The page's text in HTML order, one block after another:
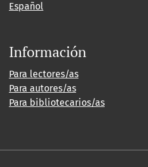
Español
Información
Para lectores/as
Para autores/as
Para bibliotecarios/as